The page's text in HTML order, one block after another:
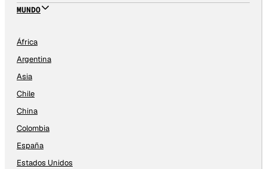
MUNDO
África
Argentina
Asia
Chile
China
Colombia
España
Estados Unidos